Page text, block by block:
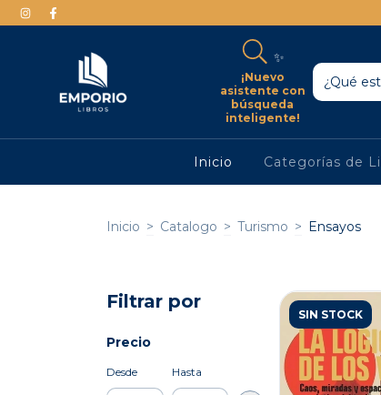
✨
¡Nuevo
asistente con
búsqueda
inteligente!
Inicio Categorías de
Inicio > Catalogo > Turismo > Ensayos
Filtrar por
Precio
Desde Hasta
SIN STOCK